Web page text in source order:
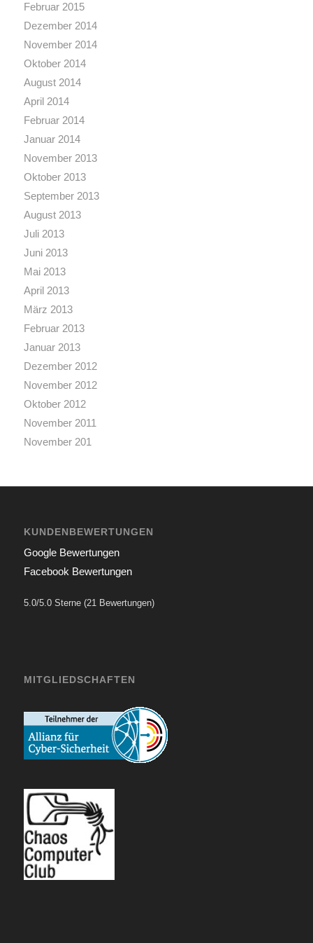
Februar 2015
Dezember 2014
November 2014
Oktober 2014
August 2014
April 2014
Februar 2014
Januar 2014
November 2013
Oktober 2013
September 2013
August 2013
Juli 2013
Juni 2013
Mai 2013
April 2013
März 2013
Februar 2013
Januar 2013
Dezember 2012
November 2012
Oktober 2012
November 2011
November 201
KUNDENBEWERTUNGEN
Google Bewertungen
Facebook Bewertungen
5.0/5.0 Sterne (21 Bewertungen)
MITGLIEDSCHAFTEN